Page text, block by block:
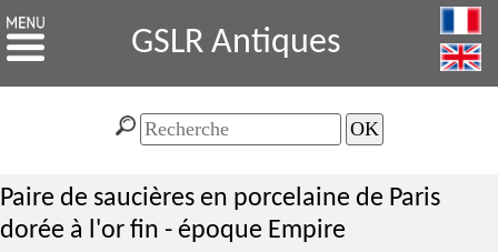
GSLR Antiques
Paire de saucières en porcelaine de Paris
dorée à l'or fin - époque Empire